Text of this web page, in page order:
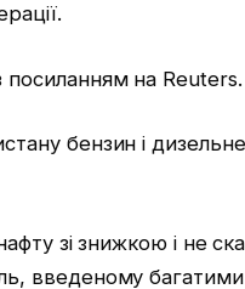
на Reuters.
бензин і
зі знижкою і не
введеному багатими